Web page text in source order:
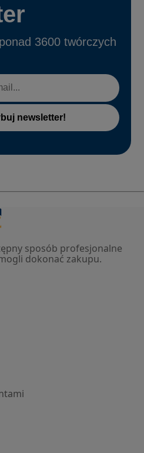
3600 twórczych
newsletter!
sposób profesjonalne
dokonać zakupu.